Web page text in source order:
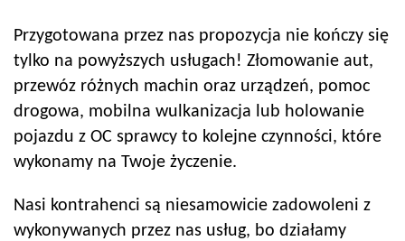
Przygotowana przez nas propozycja nie kończy się
tylko na powyższych usługach! Złomowanie aut,
przewóz różnych machin oraz urządzeń, pomoc
drogowa, mobilna wulkanizacja lub holowanie
pojazdu z OC sprawcy to kolejne czynności, które
wykonamy na Twoje życzenie.
Nasi kontrahenci są niesamowicie zadowoleni z
wykonywanych przez nas usług, bo działamy